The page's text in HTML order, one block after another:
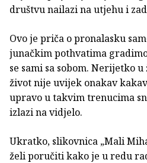
društvu nailazi na utjehu i
Ovo je priča o pronalasku
junačkim pothvatima
se sami sa sobom. Nerijetko
život nije uvijek onakav
upravo u takvim trenucima
izlazi na vidjelo.
Ukratko, slikovnica „Mali
želi poručiti kako je u redu